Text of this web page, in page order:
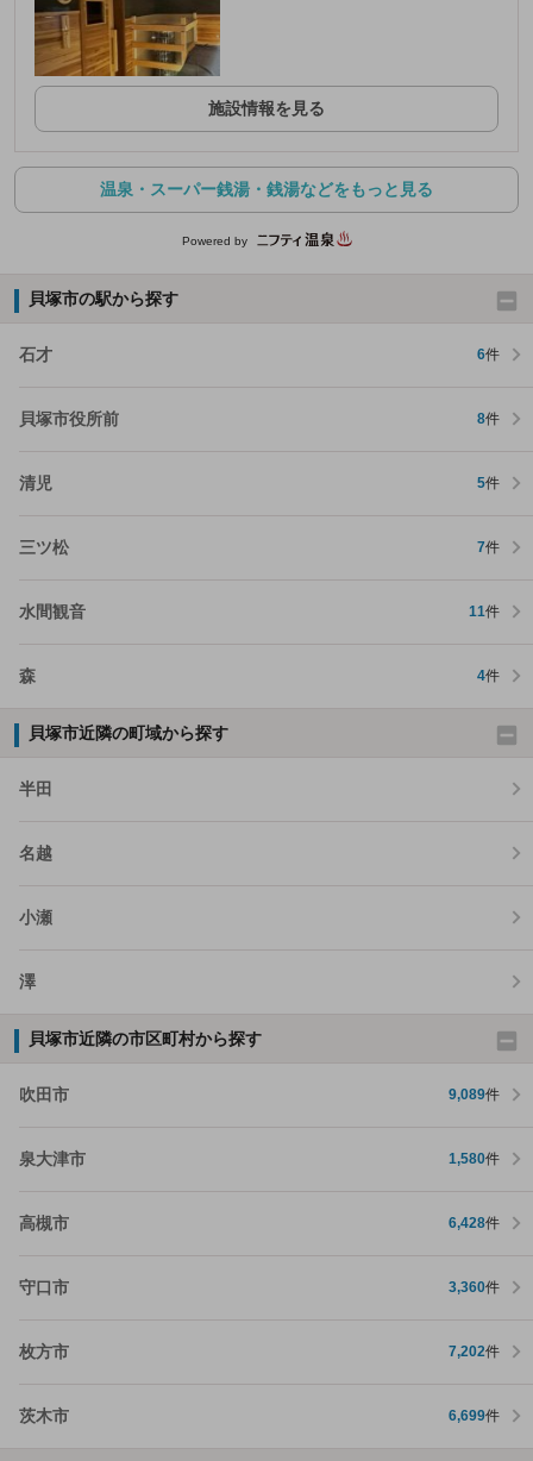
施設情報を見る
温泉・スーパー銭湯・銭湯などをもっと見る
Powered by
貝塚市の駅から探す
石才 6件
貝塚市役所前 8件
清児 5件
三ツ松 7件
水間観音 11件
森 4件
貝塚市近隣の町域から探す
半田
名越
小瀬
澤
貝塚市近隣の市区町村から探す
吹田市 9,089件
泉大津市 1,580件
高槻市 6,428件
守口市 3,360件
枚方市 7,202件
茨木市 6,699件